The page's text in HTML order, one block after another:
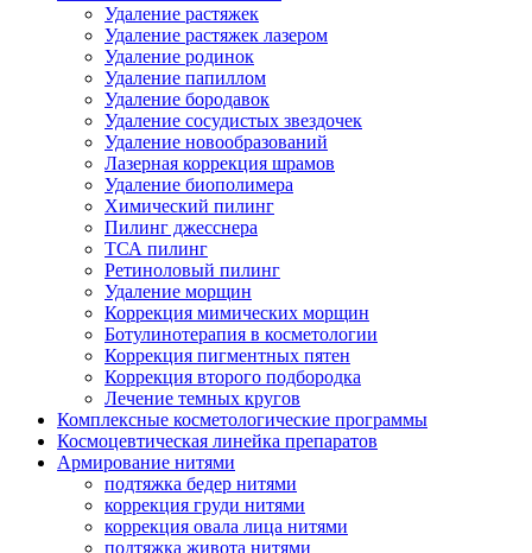
Удаление растяжек
Удаление растяжек лазером
Удаление родинок
Удаление папиллом
Удаление бородавок
Удаление сосудистых звездочек
Удаление новообразований
Лазерная коррекция шрамов
Удаление биополимера
Химический пилинг
Пилинг джесснера
ТСА пилинг
Ретиноловый пилинг
Удаление морщин
Коррекция мимических морщин
Ботулинотерапия в косметологии
Коррекция пигментных пятен
Коррекция второго подбородка
Лечение темных кругов
Комплексные косметологические программы
Космоцевтическая линейка препаратов
Армирование нитями
подтяжка бедер нитями
коррекция груди нитями
коррекция овала лица нитями
подтяжка живота нитями